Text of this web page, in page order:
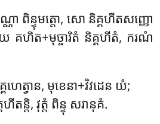
ណោ ពិន្ទុមត្តោ, សោ និគ្គហីតសញ្ញោ
គហិត+មុច្ចារិតំ និគ្គហីតំ, ករណំ
េត្វាន, មុខេនា+វិវដេន យំ;
ហីតន្តិ, វុត្តំ ពិន្ទុ សរានុគំ.